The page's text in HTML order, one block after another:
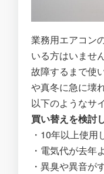
業務用エアコン
いる方はいませ
故障するまで使
や真冬に急に壊
以下のようなサ
買い替えを検討
・10年以上使用
・電気代が去年
・異臭や異音が